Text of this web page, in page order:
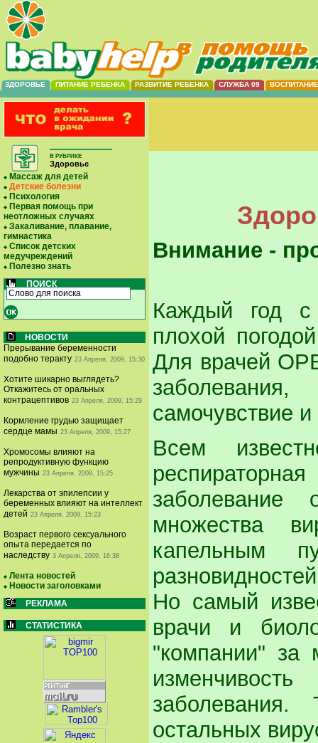
ЗДОРОВЬЕ ПИТАНИЕ РЕБЕНКА РАЗВИТИЕ РЕБЕНКА СЛУЖБА 09 ВОСПИТАНИЕ
В РУБРИКЕ
Здоровье
Массаж для детей
Детские болезни
Психология
Первая помощь при
неотложных случаях
Закаливание, плавание,
гимнастика
Список детских
медучреждений
Полезно знать
ПОИСК
НОВОСТИ
Прерывание беременности
подобно теракту 23 Апреля, 2009, 15:30
Хотите шикарно выглядеть?
Откажитесь от оральных
контрацептивов 23 Апреля, 2009, 15:29
Кормление грудью защищает
сердце мамы 23 Апреля, 2009, 15:27
Хромосомы влияют на
репродуктивную функцию
мужчины 23 Апреля, 2009, 15:25
Лекарства от эпилепсии у
беременных влияют на интеллект
детей 23 Апреля, 2009, 15:23
Возраст первого сексуального
опыта передается по
наследству 3 Апреля, 2009, 16:38
Лента новостей
Новости заголовками
РЕКЛАМА
СТАТИСТИКА
Внимание -
Каждый год с
плохой
Для врачей
самочувствие
Всем
заболевание
множества
капельным
Но самый
врачи и
"компании" за
остальных